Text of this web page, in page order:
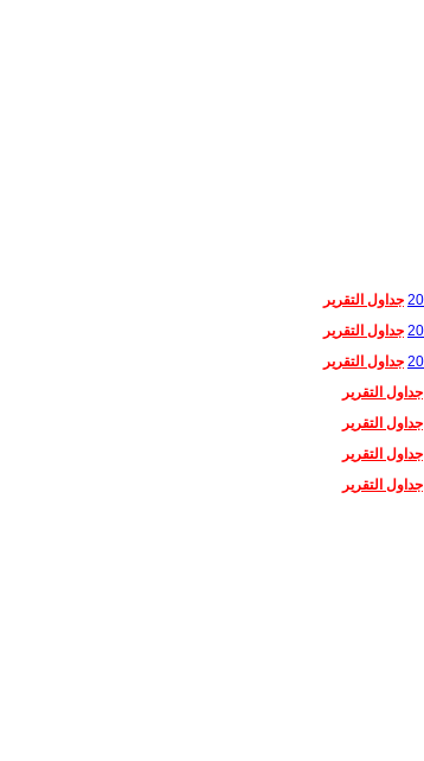
جداول التقرير
جداول التقرير
جداول التقرير
جداول التقرير
جداول التقرير
جداول التقرير
جداول التقرير